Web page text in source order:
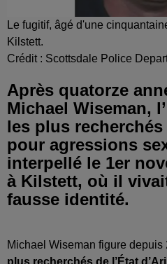
Le fugitif, âgé d'une
Kilstett.
Crédit : Scottsdale Police
Après quatorze
Michael Wiseman,
les plus
pour agressions
interpellé le 1er
à Kilstett, où il
fausse identité.
Michael Wiseman figure depuis
plus recherchés de l’État